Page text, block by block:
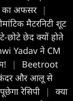
का अफसर |
मैटरनिटी शूट
छोटे छेद क्यों होते
Yadav ने CM
|
Beetroot
और आलू से
रेसिपी
|
क्या